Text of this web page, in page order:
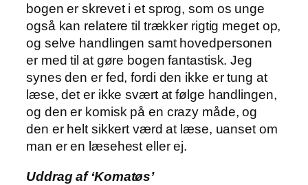
bogen er skrevet i et sprog, som os unge
også kan relatere til trækker rigtig meget op,
og selve handlingen samt hovedpersonen
er med til at gøre bogen fantastisk. Jeg
synes den er fed, fordi den ikke er tung at
læse, det er ikke svært at følge handlingen,
og den er komisk på en crazy måde, og
den er helt sikkert værd at læse, uanset om
man er en læsehest eller ej.
Uddrag af ‘Komatøs’